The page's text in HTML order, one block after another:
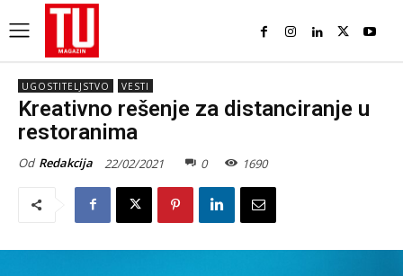
UGOSTITELJSTVO VESTI
Kreativno rešenje za distanciranje u
restoranima
Od Redakcija 22/02/2021 0 1690